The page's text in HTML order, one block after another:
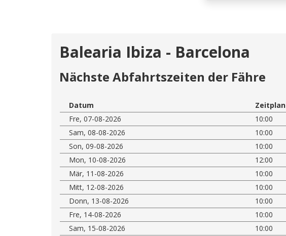
Balearia Ibiza - Barcelona
Nächste Abfahrtszeiten der Fähre
Datum Zeitplan
Fre, 07-08-2026
10:00
Sam, 08-08-2026
10:00
Son, 09-08-2026
10:00
Mon, 10-08-2026
12:00
Mär, 11-08-2026
10:00
Mitt, 12-08-2026
10:00
Donn, 13-08-2026
10:00
Fre, 14-08-2026
10:00
Sam, 15-08-2026
10:00